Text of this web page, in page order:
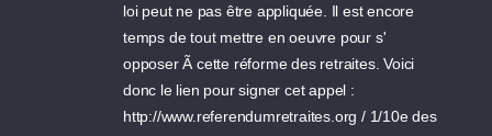
loi peut ne pas être appliquée. Il est encore
temps de tout mettre en oeuvre pour s'
opposer Ã cette réforme des retraites. Voici
donc le lien pour signer cet appel :
http://www.referendumretraites.org / 1/10e des